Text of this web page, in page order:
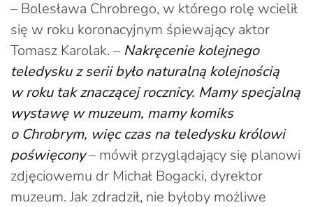
– Bolesława Chrobrego, w którego rolę wcielił
się w roku koronacyjnym śpiewający aktor
Tomasz Karolak. – Nakręcenie kolejnego
teledysku z serii było naturalną kolejnością
w roku tak znaczącej rocznicy. Mamy specjalną
wystawę w muzeum, mamy komiks
o Chrobrym, więc czas na teledysku królowi
poświęcony– mówił przyglądający się planowi
zdjęciowemu dr Michał Bogacki, dyrektor
muzeum. Jak zdradził, nie byłoby możliwe